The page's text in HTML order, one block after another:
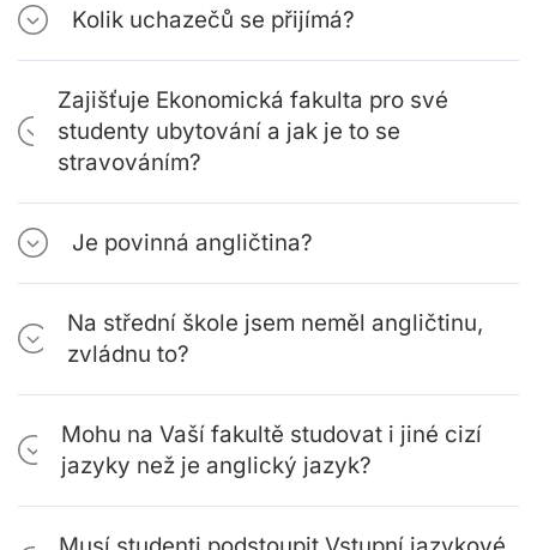
Kolik uchazečů se přijímá?
Zajišťuje Ekonomická fakulta pro své
studenty ubytování a jak je to se
stravováním?
Je povinná angličtina?
Na střední škole jsem neměl angličtinu,
zvládnu to?
Mohu na Vaší fakultě studovat i jiné cizí
jazyky než je anglický jazyk?